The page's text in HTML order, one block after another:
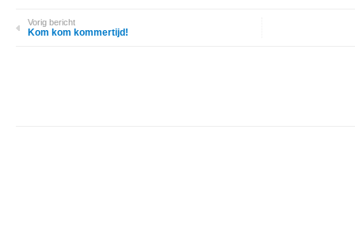
Vorig bericht
Kom kom kommertijd!